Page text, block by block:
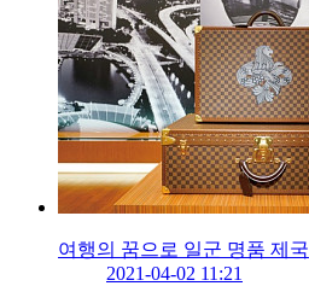
여행의 꿈으로 일군 명품 제국
2021-04-02 11:21